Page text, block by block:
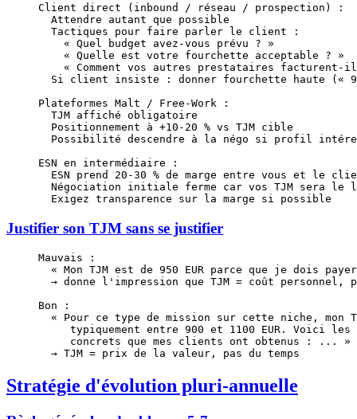
Client direct (inbound / réseau / prospection) :
  Attendre autant que possible
  Tactiques pour faire parler le client :
    « Quel budget avez-vous prévu ? »
    « Quelle est votre fourchette acceptable ? »
« Comment vos autres prestataires facturent-
Si client insiste : donner fourchette haute («
Plateformes Malt / Free-Work :
  TJM affiché obligatoire
  Positionnement à +10-20 % vs TJM cible
Possibilité descendre à la négo si profil
ESN en intermédiaire :
ESN prend 20-30 % de marge entre vous et le
Négociation initiale ferme car vos TJM sera le
  Exigez transparence sur la marge si possible
Justifier son TJM sans se justifier
Mauvais :
« Mon TJM est de 950 EUR parce que je dois
→ donne l'impression que TJM = coût personnel,
Bon :
« Pour ce type de mission sur cette niche, mon
typiquement entre 900 et 1100 EUR. Voici les
     concrets que mes clients ont obtenus : ... »
  → TJM = prix de la valeur, pas du temps
Stratégie d'évolution pluri-annuelle